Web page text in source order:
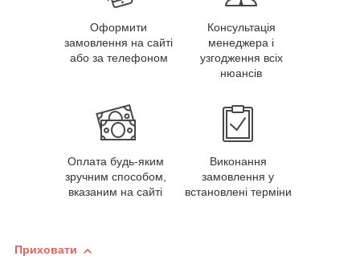
Оформити
замовлення на сайті
або за телефоном
Консультація
менеджера і
узгодження всіх
нюансів
Оплата будь-яким
зручним способом,
вказаним на сайті
Виконання
замовлення у
встановлені терміни
Приховати